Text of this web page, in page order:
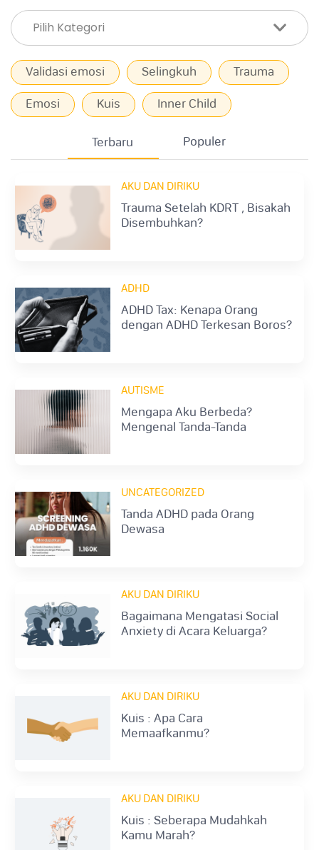
Validasi emosi Selingkuh
Trauma
Emosi
Kuis
Inner Child
Terbaru
Populer
AKU DAN DIRIKU
Trauma Setelah KDRT , Bisakah
Disembuhkan?
ADHD
ADHD Tax: Kenapa Orang
dengan ADHD Terkesan Boros?
AUTISME
Mengapa Aku Berbeda?
Mengenal Tanda-Tanda
UNCATEGORIZED
Tanda ADHD pada Orang
Dewasa
AKU DAN DIRIKU
Bagaimana Mengatasi Social
Anxiety di Acara Keluarga?
AKU DAN DIRIKU
Kuis : Apa Cara
Memaafkanmu?
AKU DAN DIRIKU
Kuis : Seberapa Mudahkah
Kamu Marah?